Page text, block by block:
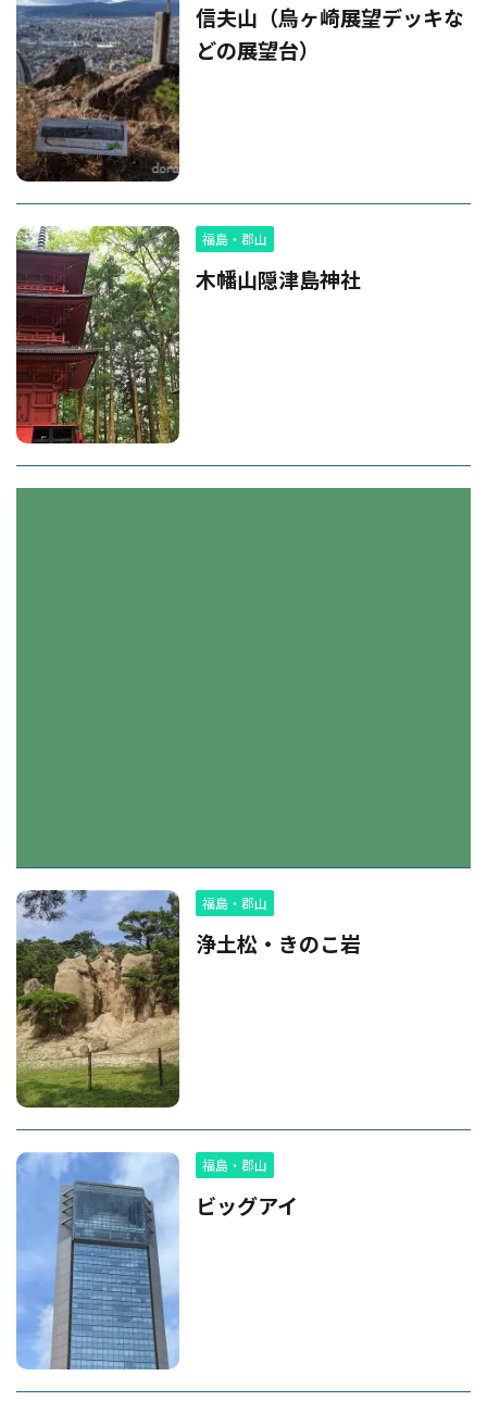
信夫山（烏ヶ崎展望デッキな
どの展望台）
福島・郡山
木幡山隠津島神社
福島・郡山
浄土松・きのこ岩
福島・郡山
ビッグアイ